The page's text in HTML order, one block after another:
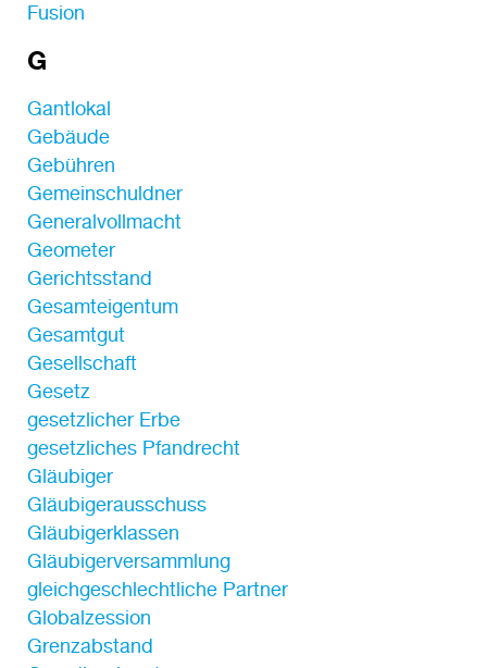
Fusion
G
Gantlokal
Gebäude
Gebühren
Gemeinschuldner
Generalvollmacht
Geometer
Gerichtsstand
Gesamteigentum
Gesamtgut
Gesellschaft
Gesetz
gesetzlicher Erbe
gesetzliches Pfandrecht
Gläubiger
Gläubigerausschuss
Gläubigerklassen
Gläubigerversammlung
gleichgeschlechtliche Partner
Globalzession
Grenzabstand